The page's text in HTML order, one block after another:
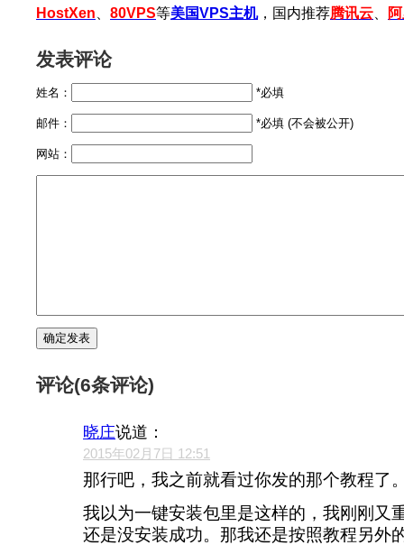
HostXen
80VPS等美国VPS主机，国内推荐腾讯云
发表评论
姓名： *必填
邮件： *必填 (不会被公开)
网站：
评论(6条评论)
晓庄说道：
2015年02月7日 12:51
那行吧，我之前就看过你发的那个教程了
我以为一键安装包里是这样的，我刚刚又
还是没安装成功。那我还是按照教程另外